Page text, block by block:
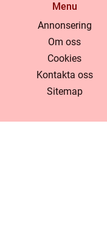
Menu
Annonsering
Om oss
Cookies
Kontakta oss
Sitemap